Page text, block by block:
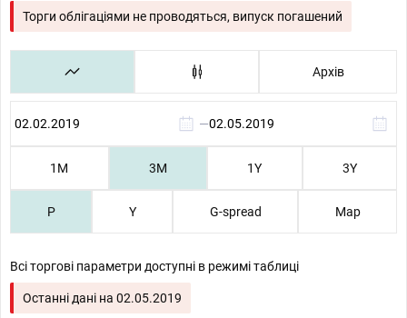
Торги облігаціями не проводяться, випуск погашений
Архів
—
1М 3М 1Y 3Y
P Y G-spread Map
Всі торгові параметри доступні в режимі таблиці
Останні дані на 02.05.2019